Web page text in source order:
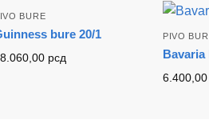
BURE
bure 20/1
рсд
PIVO
Bavaria
6.400,00